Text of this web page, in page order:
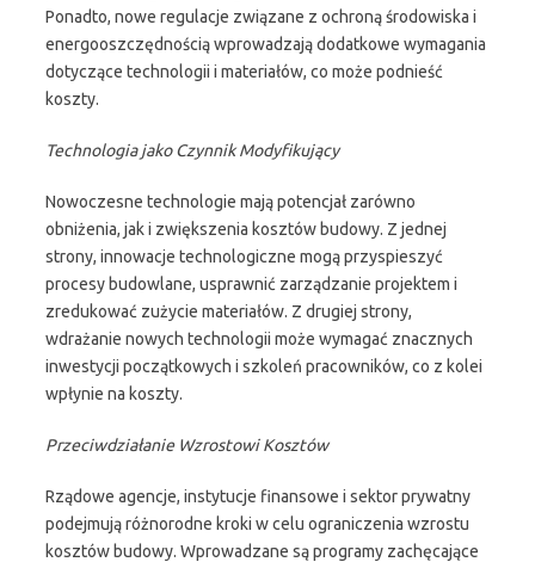
Ponadto, nowe regulacje związane z ochroną środowiska i
energooszczędnością wprowadzają dodatkowe wymagania
dotyczące technologii i materiałów, co może podnieść
koszty.
Technologia jako Czynnik Modyfikujący
Nowoczesne technologie mają potencjał zarówno
obniżenia, jak i zwiększenia kosztów budowy. Z jednej
strony, innowacje technologiczne mogą przyspieszyć
procesy budowlane, usprawnić zarządzanie projektem i
zredukować zużycie materiałów. Z drugiej strony,
wdrażanie nowych technologii może wymagać znacznych
inwestycji początkowych i szkoleń pracowników, co z kolei
wpłynie na koszty.
Przeciwdziałanie Wzrostowi Kosztów
Rządowe agencje, instytucje finansowe i sektor prywatny
podejmują różnorodne kroki w celu ograniczenia wzrostu
kosztów budowy. Wprowadzane są programy zachęcające